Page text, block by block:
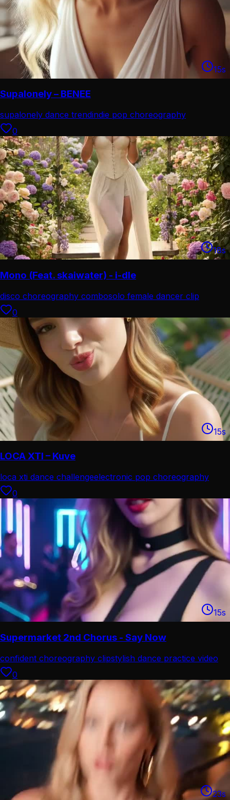
15s
Supalonely – BENEE
supalonely dance trendindie pop choreography
0
18s
Mono (Feat. skaiwater) - i-dle
disco choreography combosolo female dancer clip
0
15s
LOCA XTI – Kuve
loca xti dance challengeelectronic pop choreography
0
15s
Supermarket 2nd Chorus - Say Now
confident choreography clipstylish dance practice video
0
23s